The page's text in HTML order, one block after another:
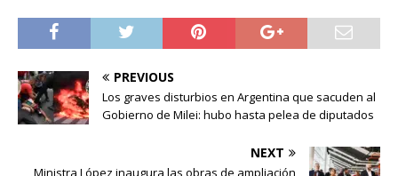
PREVIOUS
Los graves disturbios en Argentina que sacuden al
Gobierno de Milei: hubo hasta pelea de diputados
NEXT
Ministra López inaugura las obras de ampliación